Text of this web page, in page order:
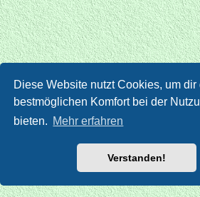
Diese Website nutzt Cookies, um dir
bestmöglichen Komfort bei der
bieten. Mehr erfahren
Verstanden!